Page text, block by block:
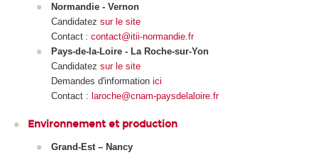
Normandie - Vernon
Candidatez sur le site
Contact : contact@itii-normandie.fr
Pays-de-la-Loire - La Roche-sur-Yon
Candidatez sur le site
Demandes d'information ici
Contact : laroche@cnam-paysdelaloire.fr
Environnement et production
Grand-Est – Nancy